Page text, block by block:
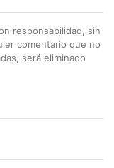
responsabilidad, sin
comentario que no
será eliminado